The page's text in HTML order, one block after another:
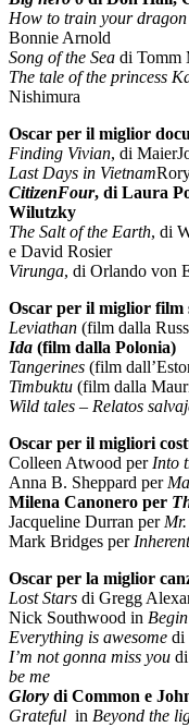
How to train your
Bonnie Arnold
Song of the Sea di Tomm
The tale of the princess
Nishimura
Oscar per il miglior
Finding Vivian, di
Last Days in Vietnam
CitizenFour, di Laura
Wilutzky
The Salt of the Earth, di
e David Rosier
Virunga, di Orlando von
Oscar per il miglior film
Leviathan (film dalla
Ida (film dalla Polonia)
Tangerines (film
Timbuktu (film dalla
Wild tales – Relatos
Oscar per il migliori
Colleen Atwood per Into
Anna B. Sheppard per
Milena Canonero per
Jacqueline Durran per
Mark Bridges per
Oscar per la miglior
Lost Stars di Gregg
Nick Southwood in
Everything is awesome di
I’m not gonna miss you
be me
Glory di Common e
Grateful in Beyond the